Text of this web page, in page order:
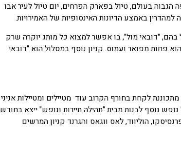
הגבוה בעולם, טיול בפארק הפרחים, יום טיול לעיר אבו
באמצע הדיונות האינסופיות של האמירויות.
בהם, "דובאי מול", בו אפשר למצוא כל מותג יוקרה שרק
פחות מפואר ועמוס. קניון נוסף במסלול הוא "דובאי
לקחת בחורף הקרוב עוד מטיילים ומטיילות אניני
נוסף לבנות מבית "תהילה תיירות ונופש" ייצא בחודש
הוליווד, לאס ווגאס והגרנד קניון המרשים